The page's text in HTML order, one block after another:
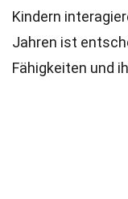
Kindern
Jahren ist
Fähigkeiten und